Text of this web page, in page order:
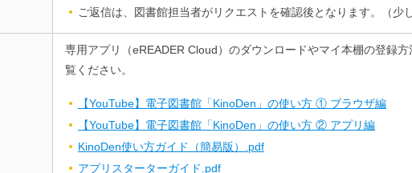
ご返信は、図書館担当者がリクエストを確認後となります。（少
専用アプリ（eREADER Cloud）のダウンロードやマイ本棚の登録
覧ください。
【YouTube】電子図書館「KinoDen」の使い方 ① ブラウザ編
【YouTube】電子図書館「KinoDen」の使い方 ② アプリ編
KinoDen使い方ガイド（簡易版）.pdf
アプリスターターガイド.pdf